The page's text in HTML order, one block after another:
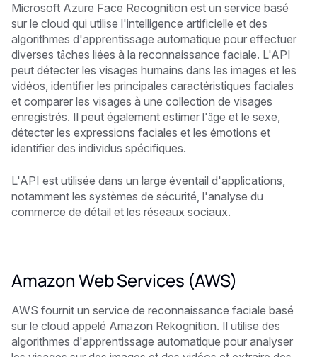
Microsoft Azure Face Recognition est un service basé
sur le cloud qui utilise l'intelligence artificielle et des
algorithmes d'apprentissage automatique pour effectuer
diverses tâches liées à la reconnaissance faciale. L'API
peut détecter les visages humains dans les images et les
vidéos, identifier les principales caractéristiques faciales
et comparer les visages à une collection de visages
enregistrés. Il peut également estimer l'âge et le sexe,
détecter les expressions faciales et les émotions et
identifier des individus spécifiques.
L'API est utilisée dans un large éventail d'applications,
notamment les systèmes de sécurité, l'analyse du
commerce de détail et les réseaux sociaux.
Amazon Web Services (AWS)
AWS fournit un service de reconnaissance faciale basé
sur le cloud appelé Amazon Rekognition. Il utilise des
algorithmes d'apprentissage automatique pour analyser